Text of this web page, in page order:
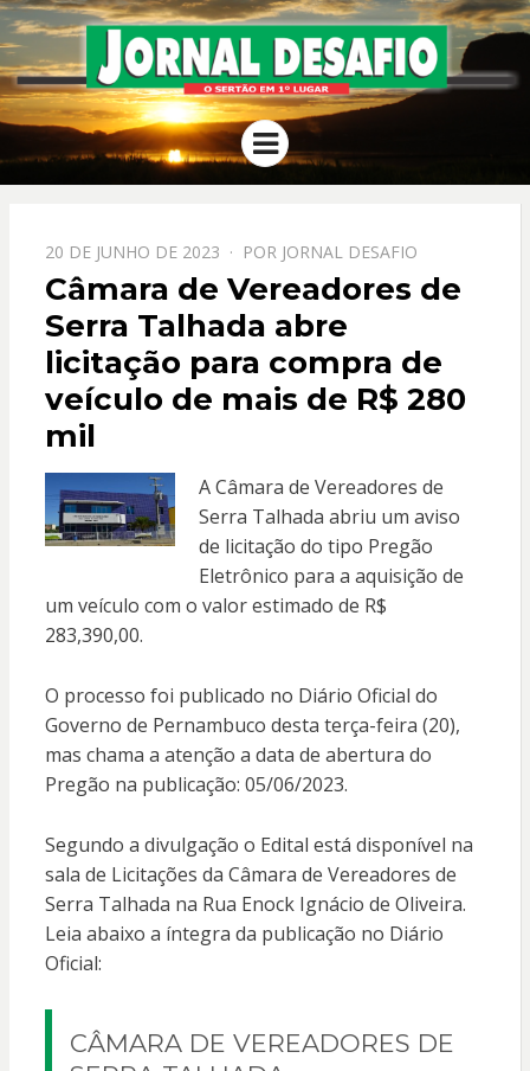
JORNAL
DESAFIO
O Sertão em 1º Lugar
Menu
PPOSTADO
EM
20 DE JUNHO DE 2023 POR JORNAL DESAFIO
Câmara de Vereadores de
Serra Talhada abre
licitação para compra de
veículo de mais de R$ 280
mil
A Câmara de Vereadores de
Serra Talhada abriu um aviso
de licitação do tipo Pregão
Eletrônico para a aquisição de
um veículo com o valor estimado de R$
283,390,00.
O processo foi publicado no Diário Oficial do
Governo de Pernambuco desta terça-feira (20),
mas chama a atenção a data de abertura do
Pregão na publicação: 05/06/2023.
Segundo a divulgação o Edital está disponível na
sala de Licitações da Câmara de Vereadores de
Serra Talhada na Rua Enock Ignácio de Oliveira.
Leia abaixo a íntegra da publicação no Diário
Oficial:
CÂMARA DE VEREADORES DE